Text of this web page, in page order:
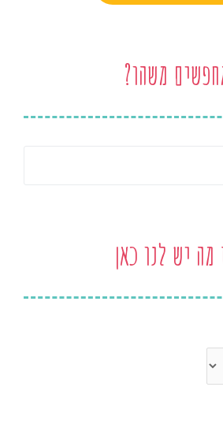
משהו?
מה יש לנו כאן